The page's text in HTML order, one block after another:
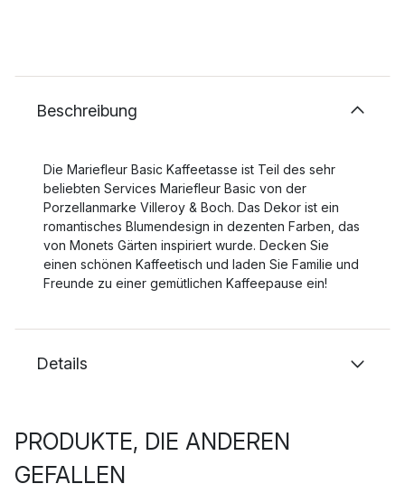
Beschreibung
Die Mariefleur Basic Kaffeetasse ist Teil des sehr
beliebten Services Mariefleur Basic von der
Porzellanmarke Villeroy & Boch. Das Dekor ist ein
romantisches Blumendesign in dezenten Farben, das
von Monets Gärten inspiriert wurde. Decken Sie
einen schönen Kaffeetisch und laden Sie Familie und
Freunde zu einer gemütlichen Kaffeepause ein!
Details
PRODUKTE, DIE ANDEREN
GEFALLEN